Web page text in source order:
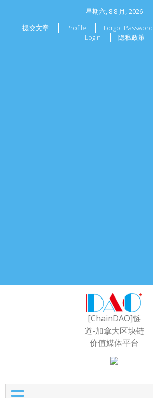
星期六, 8 8 月, 2026
提交文章
Profile Forgot Password
Login
隐私政策
[ChainDAO]链
道-加拿大区块链
价值媒体平台